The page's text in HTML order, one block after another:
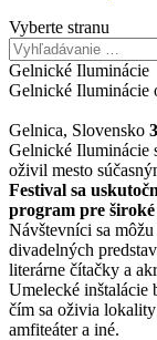
Vyberte stranu
Gelnické Iluminácie
Gelnické Iluminácie
Gelnica, Slovensko
Gelnické Iluminácie
oživil mesto
Festival sa
program pre
Návštevníci sa
divadelných
literárne čítačky a
Umelecké inštalácie
čím sa oživia
amfiteáter a iné.